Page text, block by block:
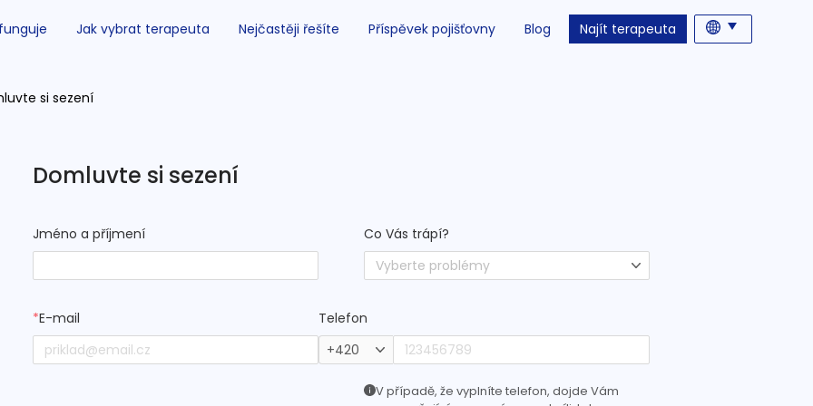
Jak vybrat terapeuta Nejčastěji řešíte Příspěvek pojišťovny Blog Najít terapeuta
si sezení
Domluvte si sezení
Jméno a příjmení
Co Vás trápí?
Vyberte problémy
*E-mail
Telefon
+420
V případě, že vyplníte telefon, dojde Vám